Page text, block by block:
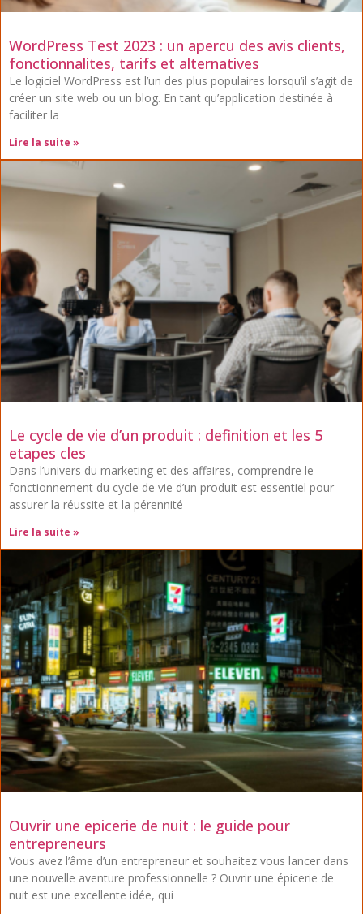
WordPress Test 2023 : un apercu des avis clients,
fonctionnalites, tarifs et alternatives
Le logiciel WordPress est l’un des plus populaires lorsqu’il s’agit de
créer un site web ou un blog. En tant qu’application destinée à
faciliter la
Lire la suite »
Le cycle de vie d’un produit : definition et les 5
etapes cles
Dans l’univers du marketing et des affaires, comprendre le
fonctionnement du cycle de vie d’un produit est essentiel pour
assurer la réussite et la pérennité
Lire la suite »
Ouvrir une epicerie de nuit : le guide pour
entrepreneurs
Vous avez l’âme d’un entrepreneur et souhaitez vous lancer dans
une nouvelle aventure professionnelle ? Ouvrir une épicerie de
nuit est une excellente idée, qui